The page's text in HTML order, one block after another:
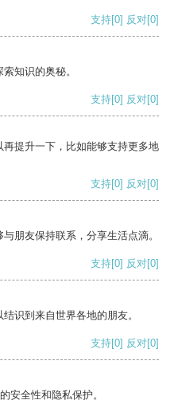
支持[0] 反对[0]
知识的奥秘。
支持[0] 反对[0]
提升一下，比如能够支持更多地
支持[0] 反对[0]
朋友保持联系，分享生活点滴。
支持[0] 反对[0]
识到来自世界各地的朋友。
支持[0] 反对[0]
安全性和隐私保护。